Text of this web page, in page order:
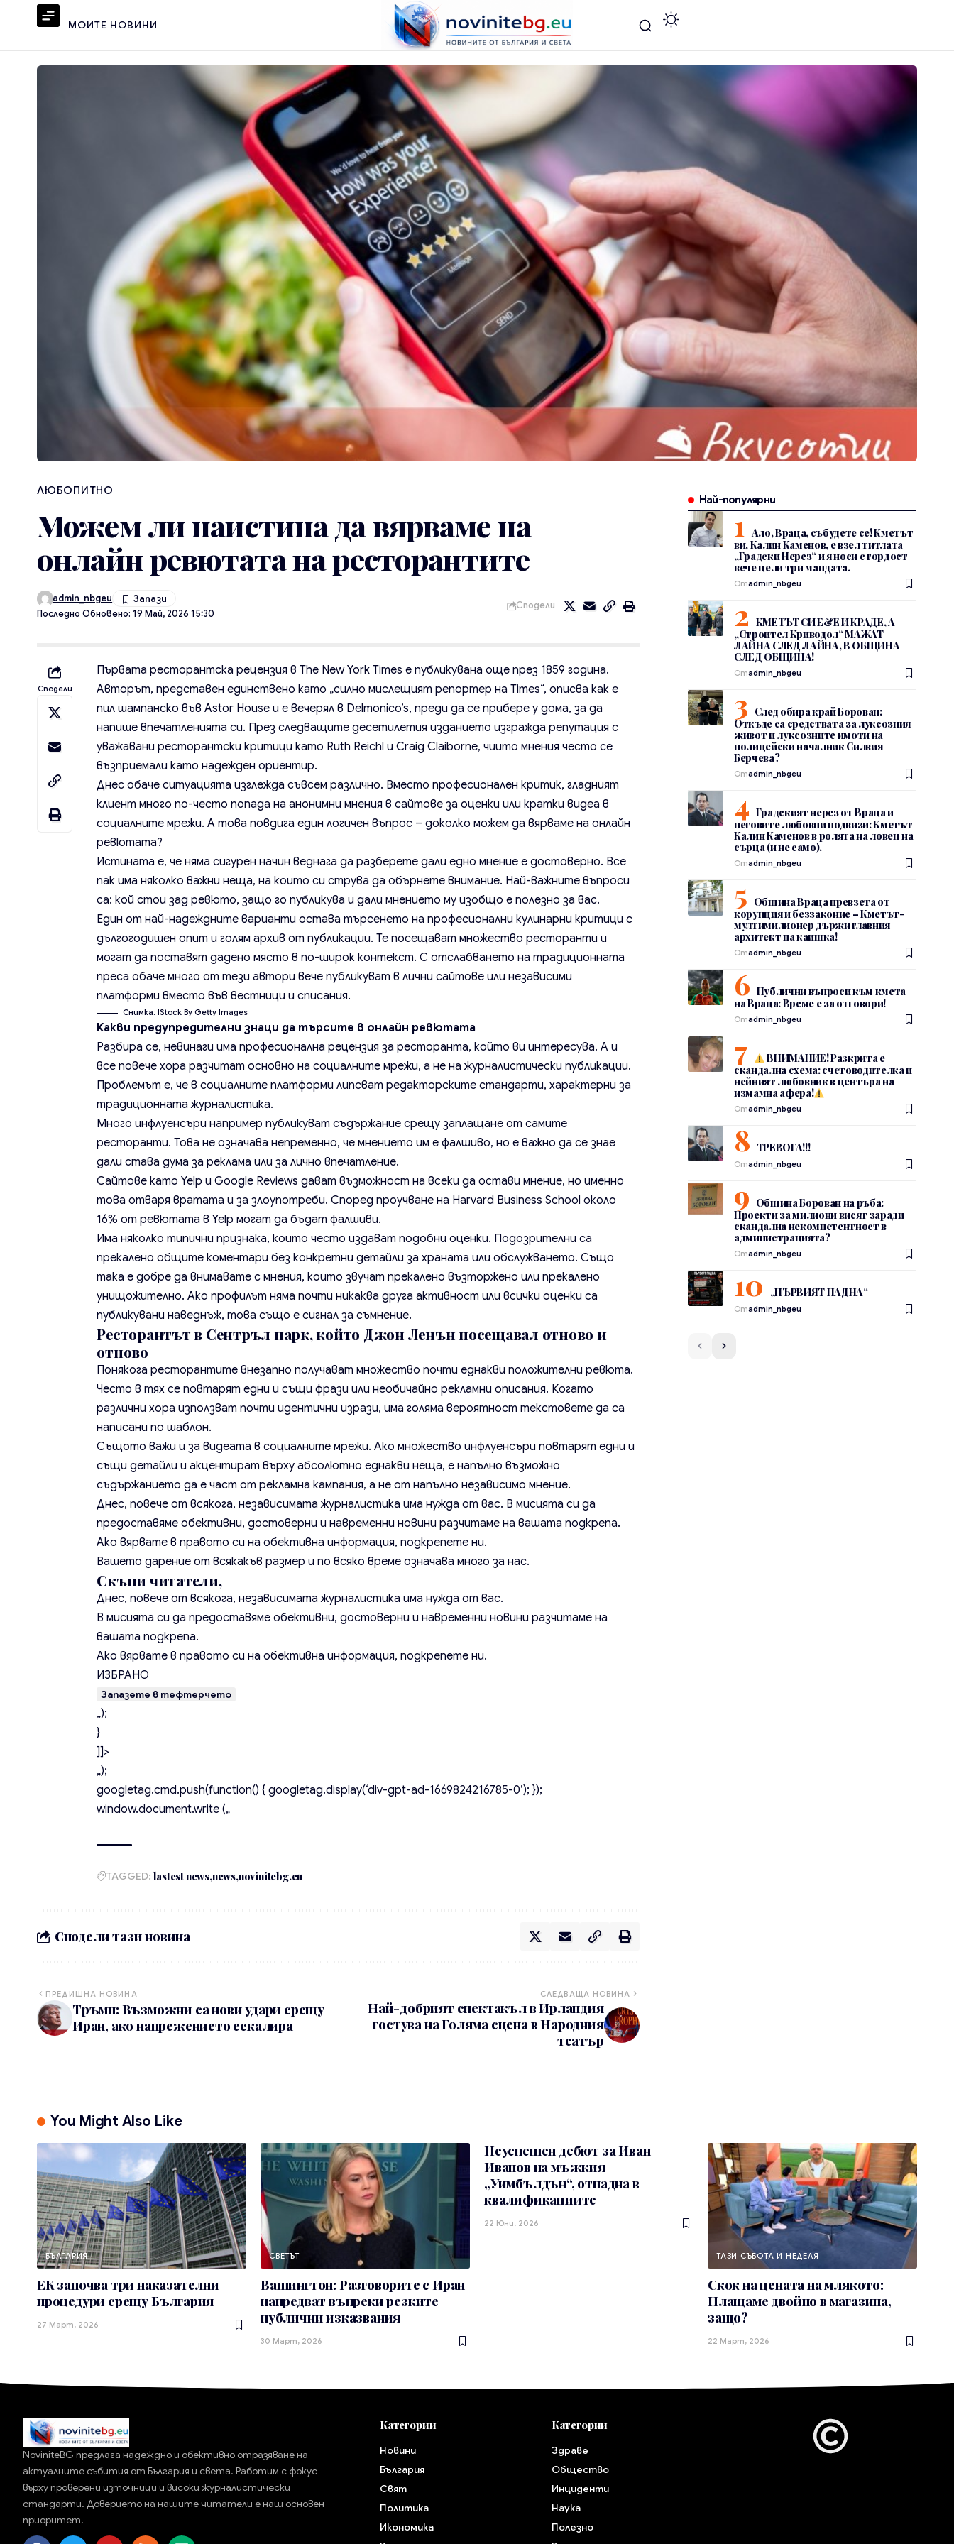
МОИТЕ НОВИНИ
ЛЮБОПИТНО
Можем ли наистина да вярваме на
онлайн ревютата на ресторантите
Последно Обновено: 19 Май, 2026 15:30
admin_nbgeu
Сподели
Сподели
Първата ресторантска рецензия в The New York Times е публикувана още през 1859 година.
Авторът, представен единствено като „силно мислещият репортер на Times“, описва как е
пил шампанско във Astor House и е вечерял в Delmonico’s, преди да се прибере у дома, за да
напише впечатленията си. През следващите десетилетия изданието изгражда репутация с
уважавани ресторантски критици като Ruth Reichl и Craig Claiborne, чиито мнения често се
възприемали като надежден ориентир.
Днес обаче ситуацията изглежда съвсем различно. Вместо професионален критик, гладният
клиент много по-често попада на анонимни мнения в сайтове за оценки или кратки видеа в
социалните мрежи. А това повдига един логичен въпрос – доколко можем да вярваме на онлайн
ревютата?
Истината е, че няма сигурен начин веднага да разберете дали едно мнение е достоверно. Все
пак има няколко важни неща, на които си струва да обърнете внимание. Най-важните въпроси
са: кой стои зад ревюто, защо го публикува и дали мнението му изобщо е полезно за вас.
Един от най-надеждните варианти остава търсенето на професионални кулинарни критици с
дългогодишен опит и голям архив от публикации. Те посещават множество ресторанти и
могат да поставят дадено място в по-широк контекст. С отслабването на традиционната
преса обаче много от тези автори вече публикуват в лични сайтове или независими
платформи вместо във вестници и списания.
Снимка: IStock By Getty Images
Какви предупредителни знаци да търсите в онлайн ревютата
Разбира се, невинаги има професионална рецензия за ресторанта, който ви интересува. А и
все повече хора разчитат основно на социалните мрежи, а не на журналистически публикации.
Проблемът е, че в социалните платформи липсват редакторските стандарти, характерни за
традиционната журналистика.
Много инфлуенсъри например публикуват съдържание срещу заплащане от самите
ресторанти. Това не означава непременно, че мнението им е фалшиво, но е важно да се знае
дали става дума за реклама или за лично впечатление.
Сайтове като Yelp и Google Reviews дават възможност на всеки да остави мнение, но именно
това отваря вратата и за злоупотреби. Според проучване на Harvard Business School около
16% от ревютата в Yelp могат да бъдат фалшиви.
Има няколко типични признака, които често издават подобни оценки. Подозрителни са
прекалено общите коментари без конкретни детайли за храната или обслужването. Също
така е добре да внимавате с мнения, които звучат прекалено възторжено или прекалено
унищожително. Ако профилът няма почти никаква друга активност или всички оценки са
публикувани наведнъж, това също е сигнал за съмнение.
Ресторантът в Сентръл парк, който Джон Ленън посещавал отново и
отново
Понякога ресторантите внезапно получават множество почти еднакви положителни ревюта.
Често в тях се повтарят едни и същи фрази или необичайно рекламни описания. Когато
различни хора използват почти идентични изрази, има голяма вероятност текстовете да са
написани по шаблон.
Същото важи и за видеата в социалните мрежи. Ако множество инфлуенсъри повтарят едни и
същи детайли и акцентират върху абсолютно еднакви неща, е напълно възможно
съдържанието да е част от рекламна кампания, а не от напълно независимо мнение.
Днес, повече от всякога, независимата журналистика има нужда от вас. В мисията си да
предоставяме обективни, достоверни и навременни новини разчитаме на вашата подкрепа.
Ако вярвате в правото си на обективна информация, подкрепете ни.
Вашето дарение от всякакъв размер и по всяко време означава много за нас.
Скъпи читатели,
Днес, повече от всякога, независимата журналистика има нужда от вас.
В мисията си да предоставяме обективни, достоверни и навременни новини разчитаме на
вашата подкрепа.
Ако вярвате в правото си на обективна информация, подкрепете ни.
ИЗБРАНО
Запазете в тефтерчето
„);
}
]]>
„);
googletag.cmd.push(function() { googletag.display(‘div-gpt-ad-1669824216785-0’); });
window.document.write („
TAGGED: lastest news news novinitebg.eu
Сподели тази новина
ПРЕДИШНА НОВИНА
Тръмп: Възможни са нови удари срещу
Иран, ако напрежението ескалира
СЛЕДВАЩА НОВИНА
Най-добрият спектакъл в Ирландия
гостува на Голяма сцена в Народния
театър
Най-популярни
Ало, Враца, събудете се! Кметът
ви, Калин Каменов, е взел титлата
„Градски Нерез“ и я носи с гордост
вече цели три мандата.
Отadmin_nbgeu
КМЕТЪТ СИ Е&Е И КРАДЕ, А
„Строител Криводол“ МАЖАТ
ЛАЙНА СЛЕД ЛАЙНА, В ОБЩИНА
СЛЕД ОБЩИНА!
Отadmin_nbgeu
След обира край Борован:
Откъде са средствата за луксозния
живот и луксозните имоти на
полицейски началник Силвия
Берчева?
Отadmin_nbgeu
Градският нерез от Враца и
неговите любовни подвизи: Кметът
Калин Каменов в ролята на ловец на
сърца (и не само).
Отadmin_nbgeu
Община Враца превзета от
корупция и беззаконие – Кметът-
мултимилионер държи главния
архитект на каишка!
Отadmin_nbgeu
Публични въпроси към кмета
на Враца: Време е за отговори!
Отadmin_nbgeu
ВНИМАНИЕ! Разкрита е
скандална схема: счетоводителка и
нейният любовник в центъра на
измамна афера!
Отadmin_nbgeu
ТРЕВОГА!!!
Отadmin_nbgeu
Община Борован на ръба:
Проекти за милиони висят заради
скандална некомпетентност в
администрацията?
Отadmin_nbgeu
„ПЪРВИЯТ ПАДНА“
Отadmin_nbgeu
You Might Also Like
БЪЛГАРИЯ
ЕК започва три наказателни
процедури срещу България
27 Март, 2026
СВЕТЪТ
Вашингтон: Разговорите с Иран
напредват въпреки резките
публични изказвания
30 Март, 2026
Неуспешен дебют за Иван
Иванов на мъжкия
„Уимбълдън“, отпадна в
квалификациите
22 Юни, 2026
ТАЗИ СЪБОТА И НЕДЕЛЯ
Скок на цената на млякото:
Плащаме двойно в магазина,
защо?
22 Март, 2026
NoviniteBG предлага надеждно и обективно отразяване на
актуалните събития от България и света. Работим с фокус
върху проверени източници и високи журналистически
стандарти. Доверието на нашите читатели е наш основен
приоритет.
Категории
Новини
България
Свят
Политика
Икономика
Категории
Здраве
Общество
Инциденти
Наука
Полезно